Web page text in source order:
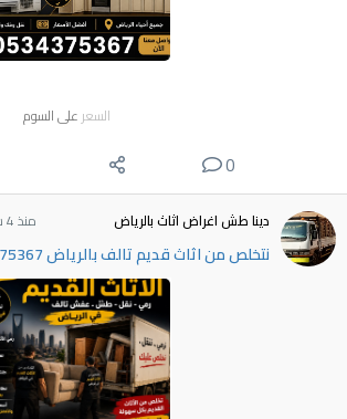
السعر على السوم
0
دينا طش اغراض اثاث بالرياض منذ 4 ساعات
نتخلص من اثاث قديم تالف بالرياض 0534375367